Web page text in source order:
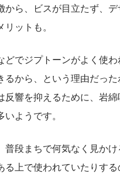
から、ビスが目立たず、
ットも。
どでジプトーンがよく使
るから、という理由だっ
反響を抑えるために、岩
ようです。
普段まちで何気なく見かけ
る上で使われていたりす